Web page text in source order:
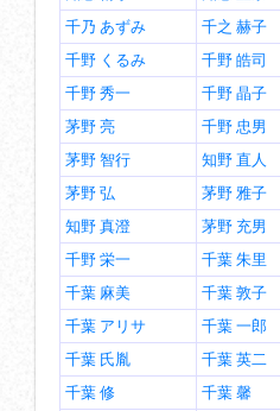
千乃 あずみ
千之 赫子
千野 くるみ
千野 皓司
千野 秀一
千野 晶子
茅野 亮
千野 忠男
茅野 智行
知野 直人
茅野 弘
茅野 雅子
知野 真澄
茅野 充男
千野 栄一
千葉 朱里
千葉 麻美
千葉 敦子
千葉 アリサ
千葉 一郎
千葉 氏胤
千葉 英二
千葉 修
千葉 馨